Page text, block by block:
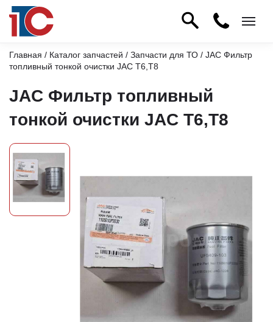
Главная / Каталог запчастей / Запчасти для ТО / JAC Фильтр
топливный тонкой очистки JAC T6,T8
JAC Фильтр топливный
тонкой очистки JAC T6,T8